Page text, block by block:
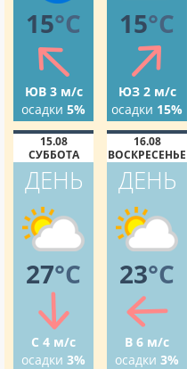
15°C
ЮВ 3 м/с
осадки 5%
15°C
ЮЗ 2 м/с
осадки 15%
15.08
СУББОТА
ДЕНЬ
27°C
С 4 м/с
осадки 3%
16.08
ВОСКРЕСЕНЬЕ
ДЕНЬ
23°C
В 6 м/с
осадки 3%